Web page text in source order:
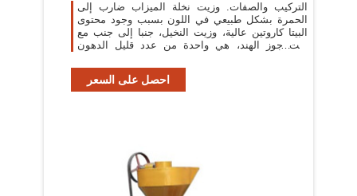
التركيب والصفات. وزيت نخلة الميزاب ضارب إلى
الحمرة بشكل طبيعي في اللون بسبب وجود محتوى
البيتا كاروتين عالية، وزيت النخيل، جنبا إلى جنب مع
زيت جوز الهند، هي واحدة من عدد قليل الدهون
احصل على السعر